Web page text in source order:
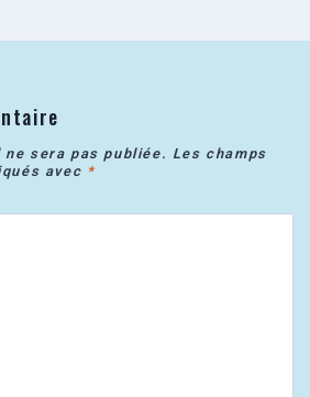
sera pas publiée. Les champs
avec *